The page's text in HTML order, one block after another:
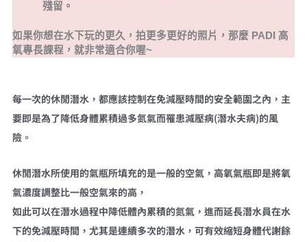
殘留。
如果你想在水下玩的更久，拍更多更好的照片，那麼 PADI 高
氧專長課程，就非常適合你喔~
每一次的休閒潛水，都應該控制在免減壓時間的安全範圍之內，主
要即是為了降低身體累積過多氮氣而罹患減壓病(潛水夫病)的風
險。
休閒潛水所使用的氣瓶所填充的是一般的空氣，高氧氣瓶即是將氧
氣濃度調整比一般空氣來的高，
如此可以在潛水過程中降低體內累積的氮氣，進而延長潛水員在水
下的免減壓時間，尤其是連續多次的潛水，可有效縮短身體代謝餘